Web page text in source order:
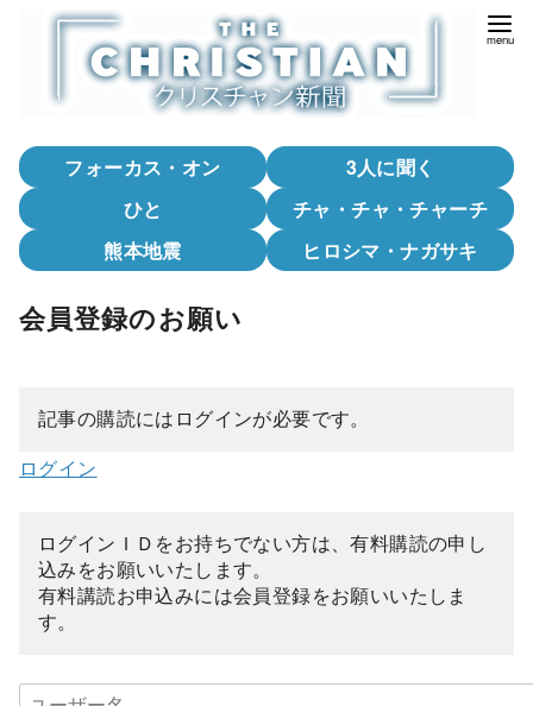
フォーカス・オン
3人に聞く
ひと
チャ・チャ・チャーチ
熊本地震
ヒロシマ・ナガサキ
会員登録のお願い
記事の購読にはログインが必要です。
ログイン
ログインＩＤをお持ちでない方は、有料購読の申し
込みをお願いいたします。
有料講読お申込みには会員登録をお願いいたしま
す。